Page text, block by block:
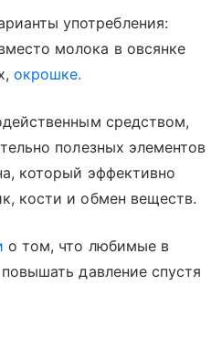
употребления:
молока в овсянке
окрошке.
средством,
полезных элементов
который эффективно
кости и обмен веществ.
о том, что любимые в
давление спустя